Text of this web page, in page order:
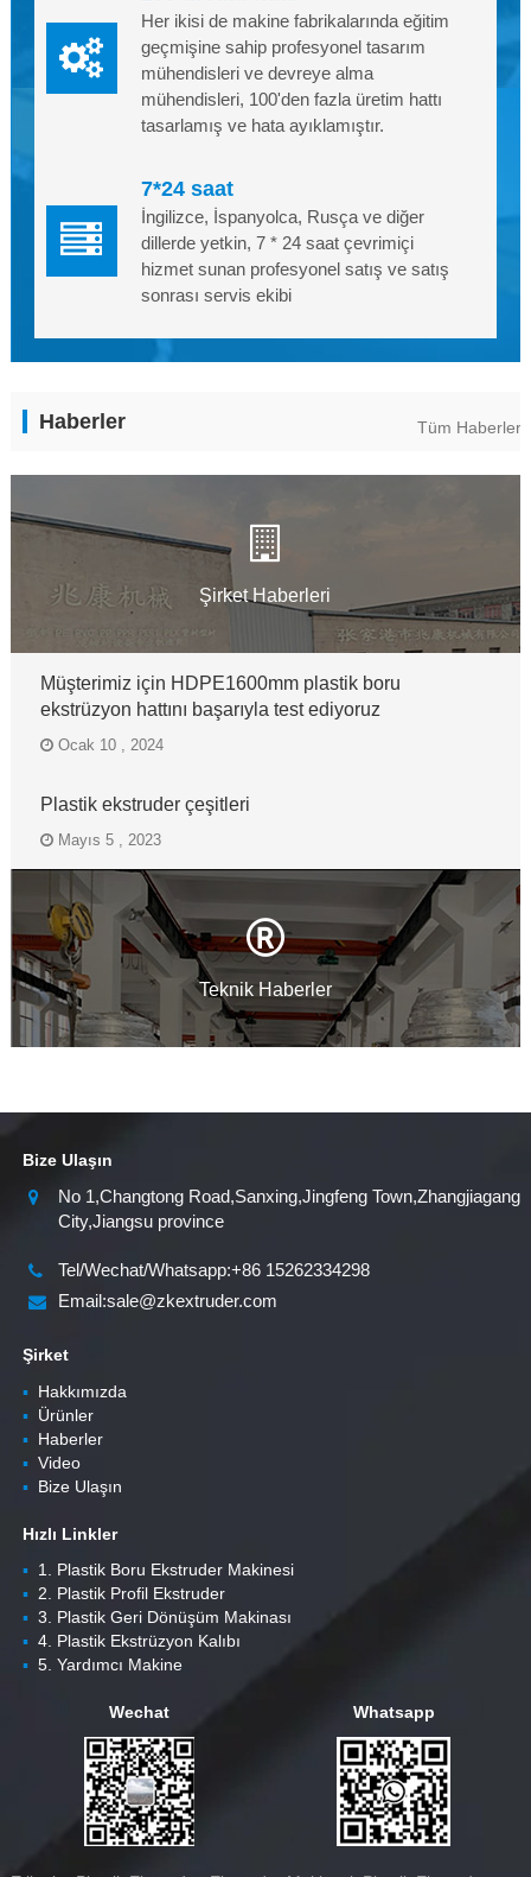
Her ikisi de makine fabrikalarında eğitim
geçmişine sahip profesyonel tasarım
mühendisleri ve devreye alma
mühendisleri, 100'den fazla üretim hattı
tasarlamış ve hata ayıklamıştır.
7*24 saat
İngilizce, İspanyolca, Rusça ve diğer
dillerde yetkin, 7 * 24 saat çevrimiçi
hizmet sunan profesyonel satış ve satış
sonrası servis ekibi
Haberler Tüm Haberleri
Şirket Haberleri
Müşterimiz için HDPE1600mm plastik boru
ekstrüzyon hattını başarıyla test ediyoruz
Ocak 10 , 2024
Plastik ekstruder çeşitleri
Mayıs 5 , 2023
Teknik Haberler
Bize Ulaşın
No 1,Changtong Road,Sanxing,Jingfeng Town,Zhangjiagang
City,Jiangsu province
Tel/Wechat/Whatsapp:+86 15262334298
Email:sale@zkextruder.com
Şirket
▪Hakkımızda
▪Ürünler
▪Haberler
▪Video
▪Bize Ulaşın
Hızlı Linkler
▪1. Plastik Boru Ekstruder Makinesi
▪2. Plastik Profil Ekstruder
▪3. Plastik Geri Dönüşüm Makinası
▪4. Plastik Ekstrüzyon Kalıbı
▪5. Yardımcı Makine
Wechat Whatsapp